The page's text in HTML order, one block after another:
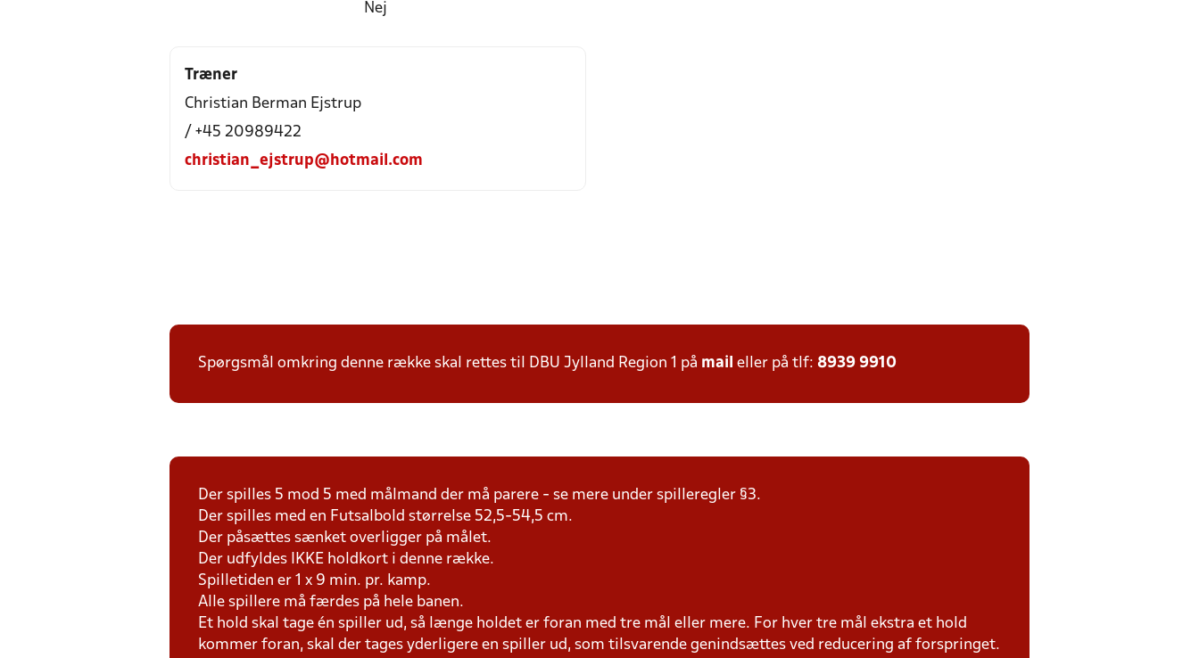
Nej
Træner
Christian Berman Ejstrup
/ +45 20989422
christian_ejstrup@hotmail.com
Spørgsmål omkring denne række skal rettes til DBU Jylland Region 1 på mail eller på tlf: 8939 9910
Der spilles 5 mod 5 med målmand der må parere - se mere under spilleregler §3.
Der spilles med en Futsalbold størrelse 52,5-54,5 cm.
Der påsættes sænket overligger på målet.
Der udfyldes IKKE holdkort i denne række.
Spilletiden er 1 x 9 min. pr. kamp.
Alle spillere må færdes på hele banen.
Et hold skal tage én spiller ud, så længe holdet er foran med tre mål eller mere. For hver tre mål ekstra et hold
kommer foran, skal der tages yderligere en spiller ud, som tilsvarende genindsættes ved reducering af forspringet.